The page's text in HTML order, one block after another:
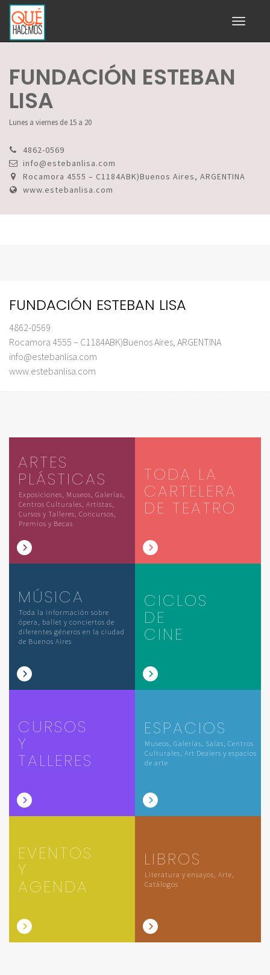
Toggle
FUNDACIÓN ESTEBAN
LISA
Lunes a viernes de 15 a 20
4862-0569
info@estebanlisa.com
Rocamora 4555 – C1184ABK)Buenos Aires, ARGENTINA
www.estebanlisa.com
FUNDACIÓN ESTEBAN LISA
4862-0569
Rocamora 4555 – C1184ABK)Buenos Aires, ARGENTINA
info@estebanlisa.com
www.estebanlisa.com
ARTES
PLÁSTICAS
Exposiciones, Museos, Galerías,
Centros Culturales, Artistas,
Cursos y Talleres, Concursos,
Premios y Becas
TODA LA
CARTELERA
DE TEATRO
MÚSICA
Toda la información sobre
ópera, ballet y conciertos de
diferentes géneros en la ciudad
de Buenos Aires
CICLOS
DE
CINE
CURSOS
Y
TALLERES
ESPACIOS
Museos, Galerías, Salas, Centros
Culturales, Art Dealers y espacios
de arte
EVENTOS
Y
AGENDA
LIBROS
Literatura y ensayos, Arte,
Catálogos